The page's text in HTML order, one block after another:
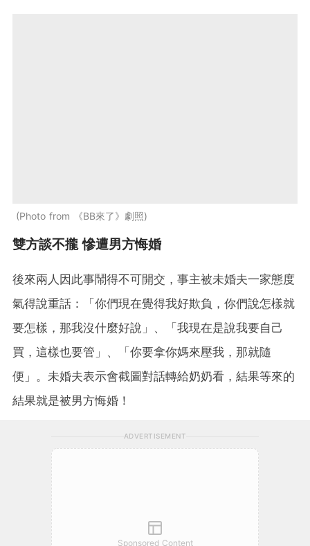
Photo from 《BB來了》劇照
雙方談不攏 慘遭男方悔婚
後來兩人因此事鬧得不可開交，事主被未婚夫一家態度
氣得說重話：「你們現在覺得我好欺負，你們說怎樣就
要怎樣，那我沒什麼好說」、「我現在是說我要自己
買，這樣也要管」、「你要拿你媽來壓我，那就隨
便」。未婚夫表示會截圖對話轉給奶奶看，結果等來的
結果就是被男方悔婚！
ADVERTISEMENT
Sponsored Content